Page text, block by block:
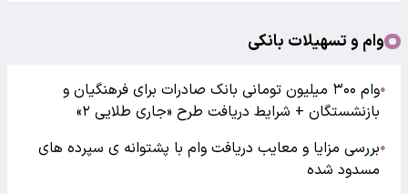
وام و تسهیلات بانکی
●
وام ۳۰۰ میلیون تومانی بانک صادرات برای فرهنگیان و
بازنشستگان + شرایط دریافت طرح «جاری طلایی ۲»
●بررسی مزایا و معایب دریافت وام با پشتوانه ی سپرده های
مسدود شده